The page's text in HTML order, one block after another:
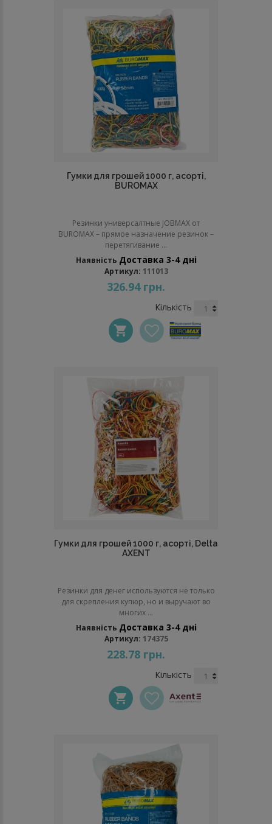
Гумки для грошей 1000 г, асорті,
BUROMAX
Резинки универсалтные JOBMAX от
BUROMAX – прямое назначение резинок –
перетягивание ...
Наявність Доставка 3-4 дні
Артикул: 111013
326.94 грн.
Кількість
Гумки для грошей 1000 г, асорті, Delta
AXENT
Резинки для денег используются не только
для скрепления купюр, но и выручают во
многих ...
Наявність Доставка 3-4 дні
Артикул: 174375
228.78 грн.
Кількість